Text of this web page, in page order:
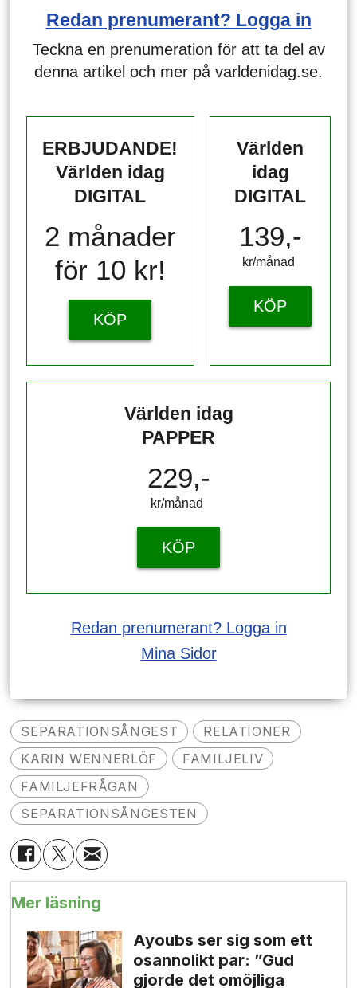
Redan prenumerant? Logga in
Teckna en prenumeration för att ta del av
denna artikel och mer på varldenidag.se.
ERBJUDANDE!
Världen idag
DIGITAL
2 månader
för 10 kr!
KÖP
Världen
idag
DIGITAL
139,-
kr/månad ​​​​​​
KÖP
Världen idag
PAPPER
229,-
kr/månad ​​​​​​
KÖP
Redan prenumerant? Logga in
Mina Sidor
SEPARATIONSÅNGEST
RELATIONER
KARIN WENNERLÖF
FAMILJELIV
FAMILJEFRÅGAN
SEPARATIONSÅNGESTEN
Mer läsning
Ayoubs ser sig som ett
osannolikt par: ”Gud
gjorde det omöjliga